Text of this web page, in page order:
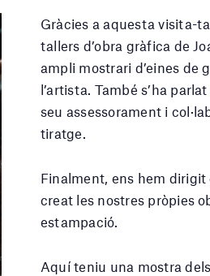
Gràcies a aquesta visita-
tallers d’obra gràfica de
ampli mostrari d’eines de
l’artista. També s’ha
seu assessorament i
tiratge.
Finalment, ens hem dirigit
creat les nostres pròpies
estampació.
Aquí teniu una mostra